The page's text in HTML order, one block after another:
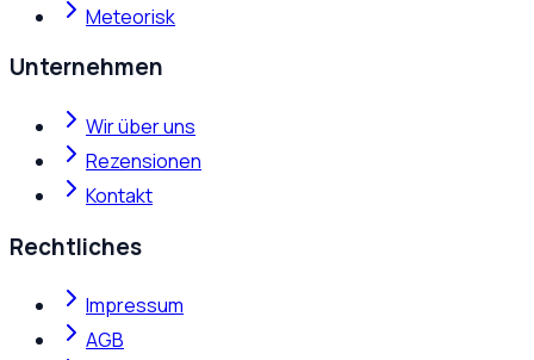
Meteorisk
Unternehmen
Wir über uns
Rezensionen
Kontakt
Rechtliches
Impressum
AGB